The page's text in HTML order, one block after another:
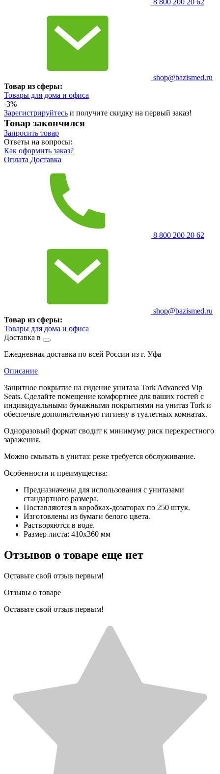
shop@bazismed.ru
Товар из сферы:
Товары для дома и офиса
-3%
Зарегистрируйтесь и получите скидку на первый заказ!
Товар закончился
Запросить товар
Ответы на вопросы:
Как оформить заказ?
Оплата Доставка
8 800 200 20 62
shop@bazismed.ru
Товар из сферы:
Товары для дома и офиса
Доставка в
Ежедневная доставка по всей России из г. Уфа
Описание
Защитное покрытие на сидение унитаза Tork Advanced Vip
Seats. Сделайте помещение комфортнее для ваших гостей с
индивидуальными бумажными покрытиями на унитаз Tork и
обеспечьте дополнительную гигиену в туалетных комнатах.
Одноразовый формат сводит к минимуму риск перекрестного
заражения.
Можно смывать в унитаз: реже требуется обслуживание.
Особенности и преимущества:
Предназначены для использования с унитазами
стандартного размера.
Поставляются в коробках-дозаторах по 250 штук.
Изготовлены из бумаги белого цвета.
Растворяются в воде.
Размер листа: 410x360 мм
Отзывов о товаре еще нет
Оставьте свой отзыв первым!
Отзывы о товаре
Оставьте свой отзыв первым!